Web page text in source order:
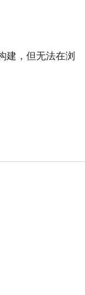
建，但无法在浏